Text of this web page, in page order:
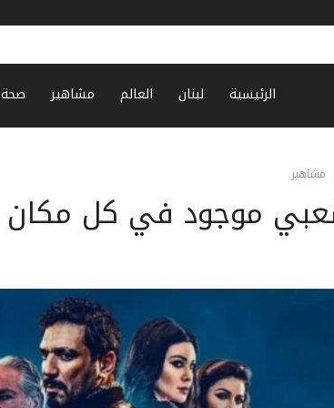
الرئيسية لبنان العالم مشاهير صحة
مشاهير
موجود في كل مكان